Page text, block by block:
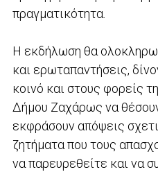
πραγματικότητα.
Η εκδήλωση θα
και ερωταπαντήσεις,
κοινό και στους φορείς
Δήμου Ζαχάρως να
εκφράσουν απόψεις
ζητήματα που τους
να παρευρεθείτε και να